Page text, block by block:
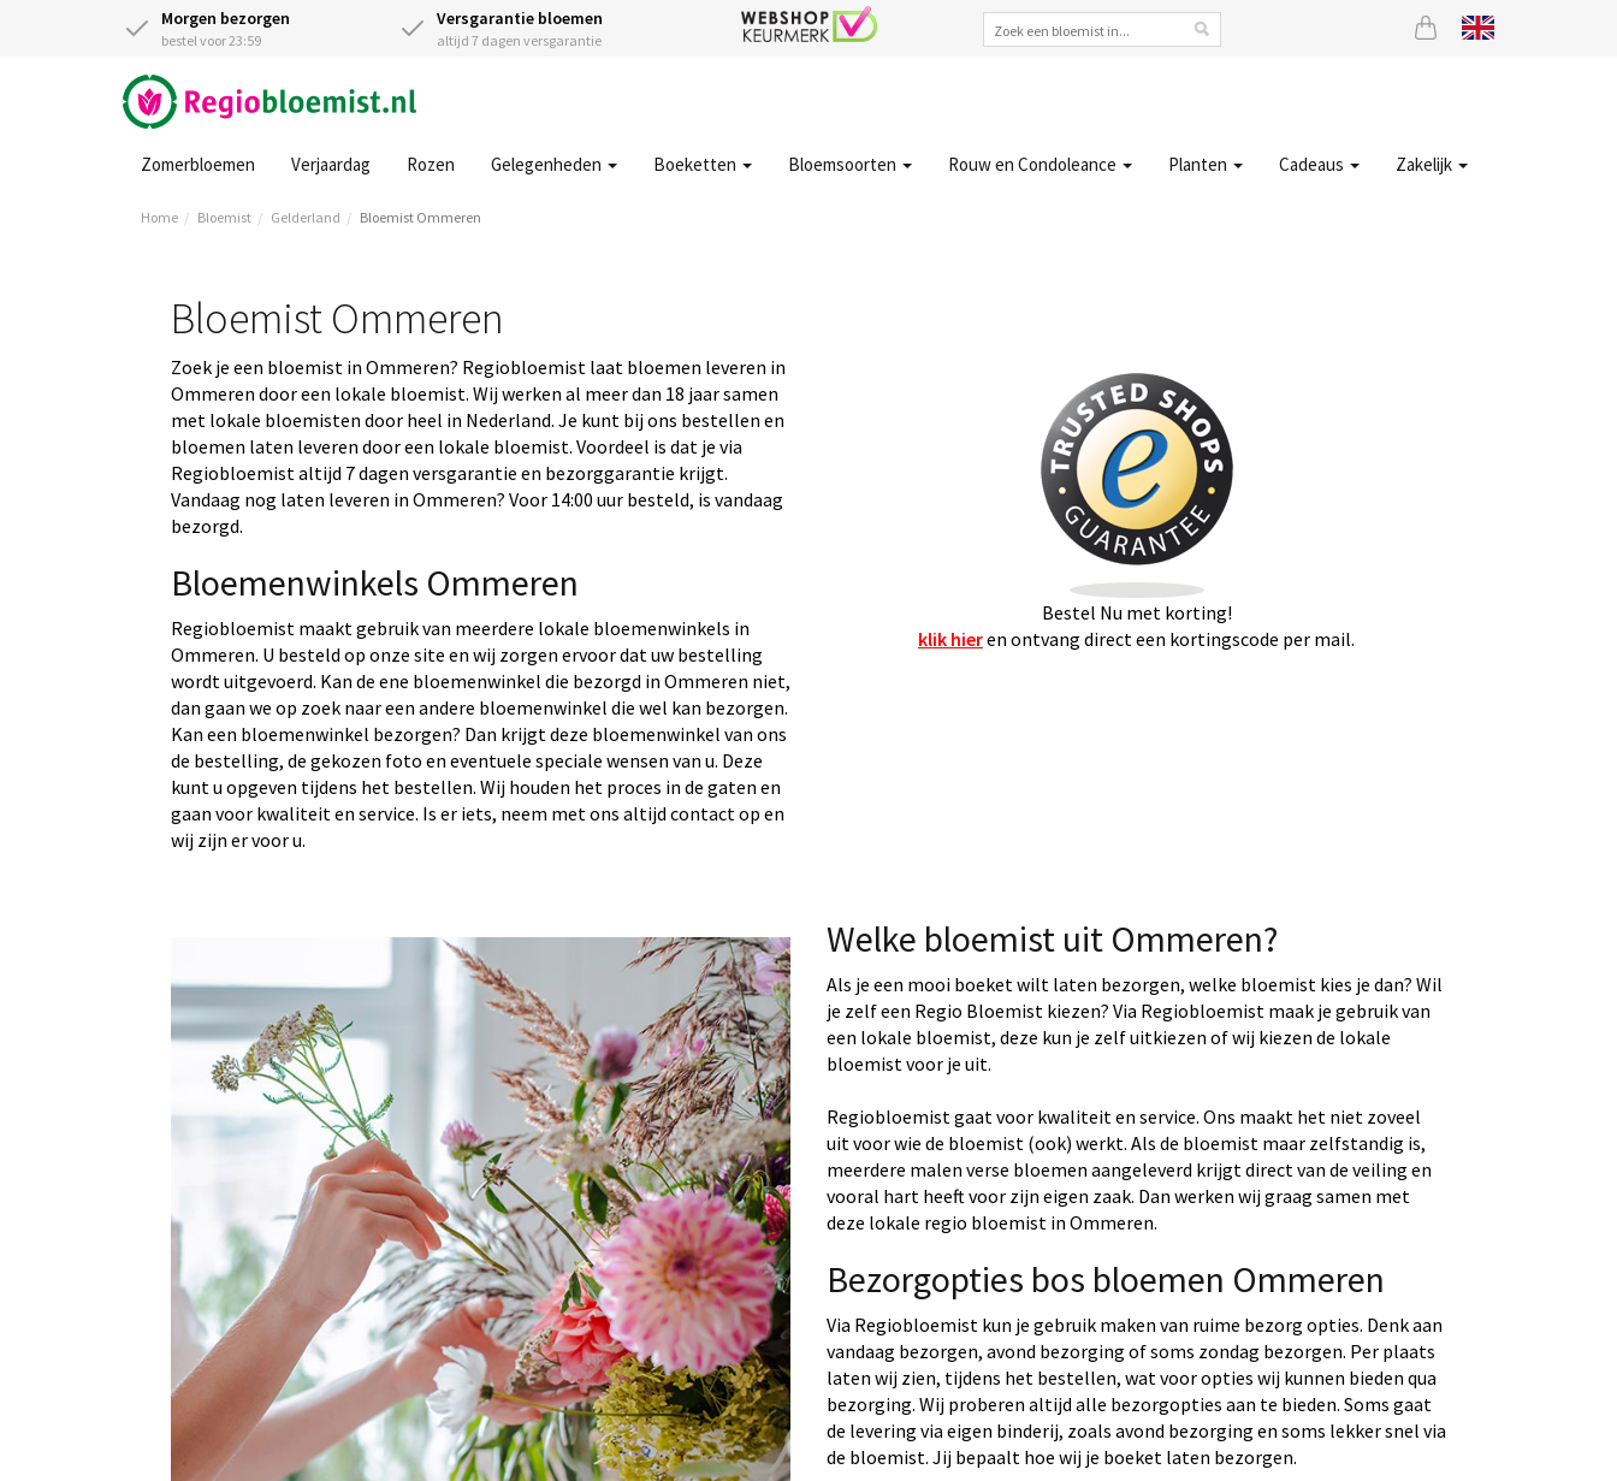
Morgen bezorgen
bestel voor 23:59
Versgarantie bloemen
altijd 7 dagen versgarantie
Zomerbloemen Verjaardag Rozen Gelegenheden Boeketten Bloemsoorten Rouw en Condoleance Planten Cadeaus Zakelijk
Home Bloemist Gelderland Bloemist Ommeren
Bloemist Ommeren
Zoek je een bloemist in Ommeren? Regiobloemist laat bloemen leveren in
Ommeren door een lokale bloemist. Wij werken al meer dan 18 jaar samen
met lokale bloemisten door heel in Nederland. Je kunt bij ons bestellen en
bloemen laten leveren door een lokale bloemist. Voordeel is dat je via
Regiobloemist altijd 7 dagen versgarantie en bezorggarantie krijgt.
Vandaag nog laten leveren in Ommeren? Voor 14:00 uur besteld, is vandaag
bezorgd.
Bloemenwinkels Ommeren
Regiobloemist maakt gebruik van meerdere lokale bloemenwinkels in
Ommeren. U besteld op onze site en wij zorgen ervoor dat uw bestelling
wordt uitgevoerd. Kan de ene bloemenwinkel die bezorgd in Ommeren niet,
dan gaan we op zoek naar een andere bloemenwinkel die wel kan bezorgen.
Kan een bloemenwinkel bezorgen? Dan krijgt deze bloemenwinkel van ons
de bestelling, de gekozen foto en eventuele speciale wensen van u. Deze
kunt u opgeven tijdens het bestellen. Wij houden het proces in de gaten en
gaan voor kwaliteit en service. Is er iets, neem met ons altijd contact op en
wij zijn er voor u.
Bestel Nu met korting!
klik hieren ontvang direct een kortingscode per mail.
Welke bloemist uit Ommeren?
Als je een mooi boeket wilt laten bezorgen, welke bloemist kies je dan? Wil
je zelf een Regio Bloemist kiezen? Via Regiobloemist maak je gebruik van
een lokale bloemist, deze kun je zelf uitkiezen of wij kiezen de lokale
bloemist voor je uit.
Regiobloemist gaat voor kwaliteit en service. Ons maakt het niet zoveel
uit voor wie de bloemist (ook) werkt. Als de bloemist maar zelfstandig is,
meerdere malen verse bloemen aangeleverd krijgt direct van de veiling en
vooral hart heeft voor zijn eigen zaak. Dan werken wij graag samen met
deze lokale regio bloemist in Ommeren.
Bezorgopties bos bloemen Ommeren
Via Regiobloemist kun je gebruik maken van ruime bezorg opties. Denk aan
vandaag bezorgen, avond bezorging of soms zondag bezorgen. Per plaats
laten wij zien, tijdens het bestellen, wat voor opties wij kunnen bieden qua
bezorging. Wij proberen altijd alle bezorgopties aan te bieden. Soms gaat
de levering via eigen binderij, zoals avond bezorging en soms lekker snel via
de bloemist. Jij bepaalt hoe wij je boeket laten bezorgen.